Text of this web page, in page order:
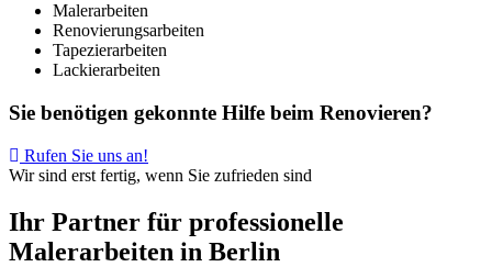
Malerarbeiten
Renovierungsarbeiten
Tapezierarbeiten
Lackierarbeiten
Sie benötigen gekonnte Hilfe beim Renovieren?
Rufen Sie uns an!
Wir sind erst fertig, wenn Sie zufrieden sind
Ihr Partner für professionelle
Malerarbeiten in Berlin